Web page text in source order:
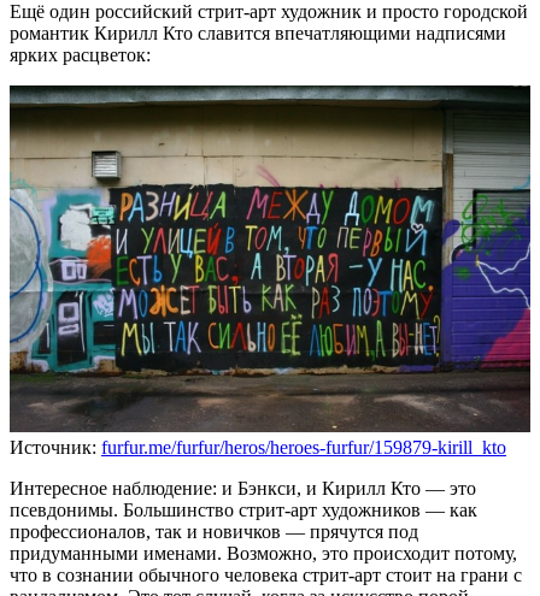
Ещё один российский стрит-арт художник и просто городской
романтик Кирилл Кто славится впечатляющими надписями
ярких расцветок:
Источник: furfur.me/furfur/heros/heroes-furfur/159879-kirill_kto
Интересное наблюдение: и Бэнкси, и Кирилл Кто — это
псевдонимы. Большинство стрит-арт художников — как
профессионалов, так и новичков — прячутся под
придуманными именами. Возможно, это происходит потому,
что в сознании обычного человека стрит-арт стоит на грани с